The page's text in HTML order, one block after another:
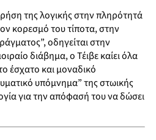
της λογικής στην πληρότητά
κορεσμό του τίποτα, στην
οδηγείται στην
διάβημα, ο Τέιβε καίει όλα
έσχατο και μοναδικό
υπόμνημα” της στωικής
για την απόφασή του να δώσει